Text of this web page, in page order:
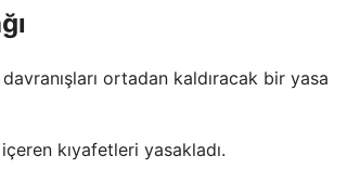
ortadan kaldıracak bir yasa
kıyafetleri yasakladı.